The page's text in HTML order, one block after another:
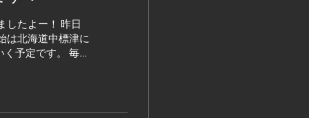
したよー！ 昨日
は北海道中標津に
予定です。 毎年